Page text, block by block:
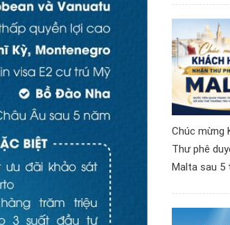
Chúc mừng
Thư phê
Malta sau 5